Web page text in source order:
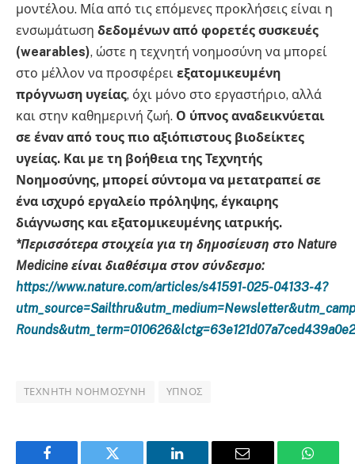
μοντέλου. Μία από τις επόμενες προκλήσεις είναι η
ενσωμάτωση δεδομένων από φορετές συσκευές
(wearables), ώστε η τεχνητή νοημοσύνη να μπορεί
στο μέλλον να προσφέρει εξατομικευμένη
πρόγνωση υγείας, όχι μόνο στο εργαστήριο, αλλά
και στην καθημερινή ζωή. Ο ύπνος αναδεικνύεται
σε έναν από τους πιο αξιόπιστους βιοδείκτες
υγείας. Και με τη βοήθεια της Τεχνητής
Νοημοσύνης, μπορεί σύντομα να μετατραπεί σε
ένα ισχυρό εργαλείο πρόληψης, έγκαιρης
διάγνωσης και εξατομικευμένης ιατρικής.
*Περισσότερα στοιχεία για τη δημοσίευση στο Nature
Medicine είναι διαθέσιμα στον σύνδεσμο:
https://www.nature.com/articles/s41591-025-04133-4?
ΤΕΧΝΗΤΉ ΝΟΗΜΟΣΎΝΗ ΎΠΝΟΣ